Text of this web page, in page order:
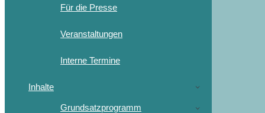
Für die Presse
Veranstaltungen
Interne Termine
Inhalte
Grundsatzprogramm